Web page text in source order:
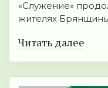
«Служение»
жителях
Читать далее